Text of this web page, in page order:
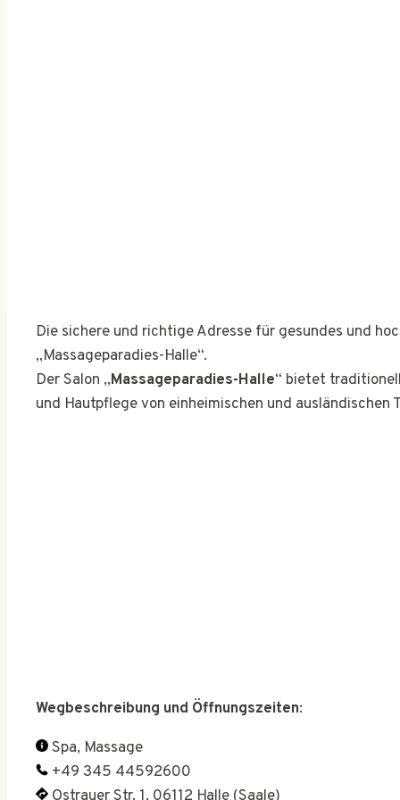
Die sichere und richtige Adresse für gesundes und
„Massageparadies-Halle“.
Der Salon „Massageparadies-Halle“ bietet
und Hautpflege von einheimischen und ausländischen
Wegbeschreibung und Öffnungszeiten:
Spa, Massage
+49 345 44592600